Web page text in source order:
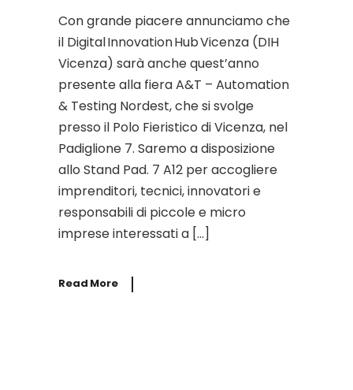
Con grande piacere annunciamo che
il Digital Innovation Hub Vicenza (DIH
Vicenza) sarà anche quest’anno
presente alla fiera A&T – Automation
& Testing Nordest, che si svolge
presso il Polo Fieristico di Vicenza, nel
Padiglione 7. Saremo a disposizione
allo Stand Pad. 7 A12 per accogliere
imprenditori, tecnici, innovatori e
responsabili di piccole e micro
imprese interessati a […]
Read More